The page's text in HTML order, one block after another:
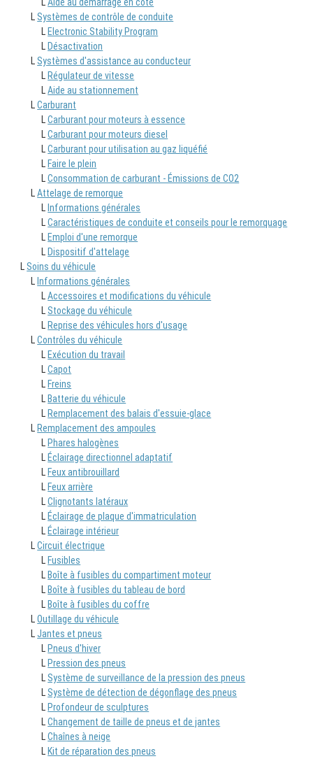
LSystèmes de contrôle de conduite
L Electronic Stability Program
L Désactivation
LSystèmes d'assistance au conducteur
L Régulateur de vitesse
LAide au stationnement
LCarburant
LCarburant pour moteurs à essence
LCarburant pour moteurs diesel
LCarburant pour utilisation au gaz liquéfié
L Faire le plein
LConsommation de carburant - Émissions de CO2
LAttelage de remorque
L Informations générales
LCaractéristiques de conduite et conseils pour le remorquage
L Emploi d'une remorque
L Dispositif d'attelage
LSoins du véhicule
L Informations générales
LAccessoires et modifications du véhicule
LStockage du véhicule
L Reprise des véhicules hors d'usage
LContrôles du véhicule
L Exécution du travail
LCapot
L Freins
L Batterie du véhicule
L Remplacement des balais d'essuie-glace
L Remplacement des ampoules
L Phares halogènes
L Éclairage directionnel adaptatif
L Feux antibrouillard
L Feux arrière
LClignotants latéraux
L Éclairage de plaque d'immatriculation
L Éclairage intérieur
LCircuit électrique
L Fusibles
L Boîte à fusibles du compartiment moteur
L Boîte à fusibles du tableau de bord
L Boîte à fusibles du coffre
LOutillage du véhicule
LJantes et pneus
L Pneus d'hiver
L Pression des pneus
LSystème de surveillance de la pression des pneus
LSystème de détection de dégonflage des pneus
L Profondeur de sculptures
LChangement de taille de pneus et de jantes
LChaînes à neige
L Kit de réparation des pneus